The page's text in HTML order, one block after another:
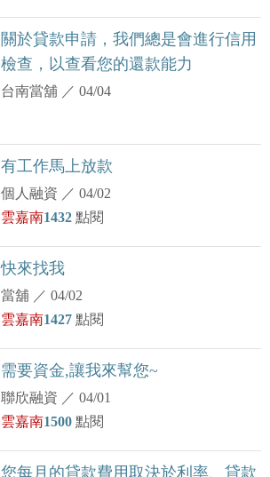
關於貸款申請，我們總是會進行信用
檢查，以查看您的還款能力
台南當舖 ／04/04
有工作馬上放款
個人融資 ／04/02
雲嘉南1432點閱
快來找我
當舖 ／04/02
雲嘉南1427點閱
需要資金,讓我來幫您~
聯欣融資 ／04/01
雲嘉南1500點閱
您每月的貸款費用取決於利率、貸款